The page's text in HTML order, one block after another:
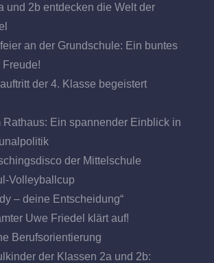
und 2b entdecken die Welt der
an der Grundschule: Ein buntes
Freude!
der 4. Klasse begeistert
Rathaus: Ein spannender Einblick in
der Mittelschule
Volleyballcup
– deine Entscheidung“
Uwe Friedel klärt auf!
Berufsorientierung
der Klassen 2a und 2b: